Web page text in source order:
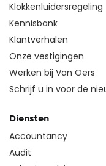
Klokkenluidersregeling
Kennisbank
Klantverhalen
Onze vestigingen
Werken bij Van Oers
Schrijf u in voor de
Diensten
Accountancy
Audit